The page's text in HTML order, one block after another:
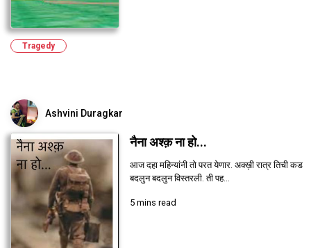
Tragedy
Ashvini Duragkar
नैना अश्क़ ना हो...
आज दहा महिन्यांनी तो परत येणार. अक्ख़ी रात्र तिची कड
बदलुन बदलुन विस्तरली. ती पह...
5 mins read